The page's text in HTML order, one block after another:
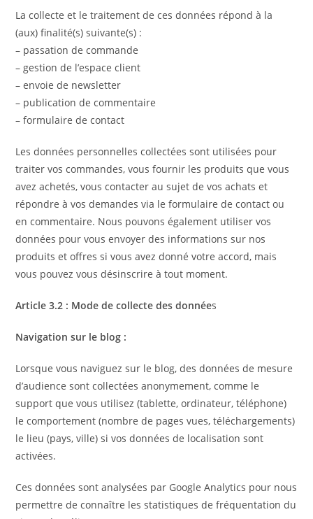
La collecte et le traitement de ces données répond à la
(aux) finalité(s) suivante(s) :
– passation de commande
– gestion de l’espace client
– envoie de newsletter
– publication de commentaire
– formulaire de contact
Les données personnelles collectées sont utilisées pour
traiter vos commandes, vous fournir les produits que vous
avez achetés, vous contacter au sujet de vos achats et
répondre à vos demandes via le formulaire de contact ou
en commentaire. Nous pouvons également utiliser vos
données pour vous envoyer des informations sur nos
produits et offres si vous avez donné votre accord, mais
vous pouvez vous désinscrire à tout moment.
Article 3.2 : Mode de collecte des données
Navigation sur le blog :
Lorsque vous naviguez sur le blog, des données de mesure
d’audience sont collectées anonymement, comme le
support que vous utilisez (tablette, ordinateur, téléphone)
le comportement (nombre de pages vues, téléchargements)
le lieu (pays, ville) si vos données de localisation sont
activées.
Ces données sont analysées par Google Analytics pour nous
permettre de connaître les statistiques de fréquentation du